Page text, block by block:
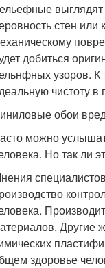
выглядят
стен
добиться
узоров.
чистоту
обои
можно
Но так ли
Другие
здоровье